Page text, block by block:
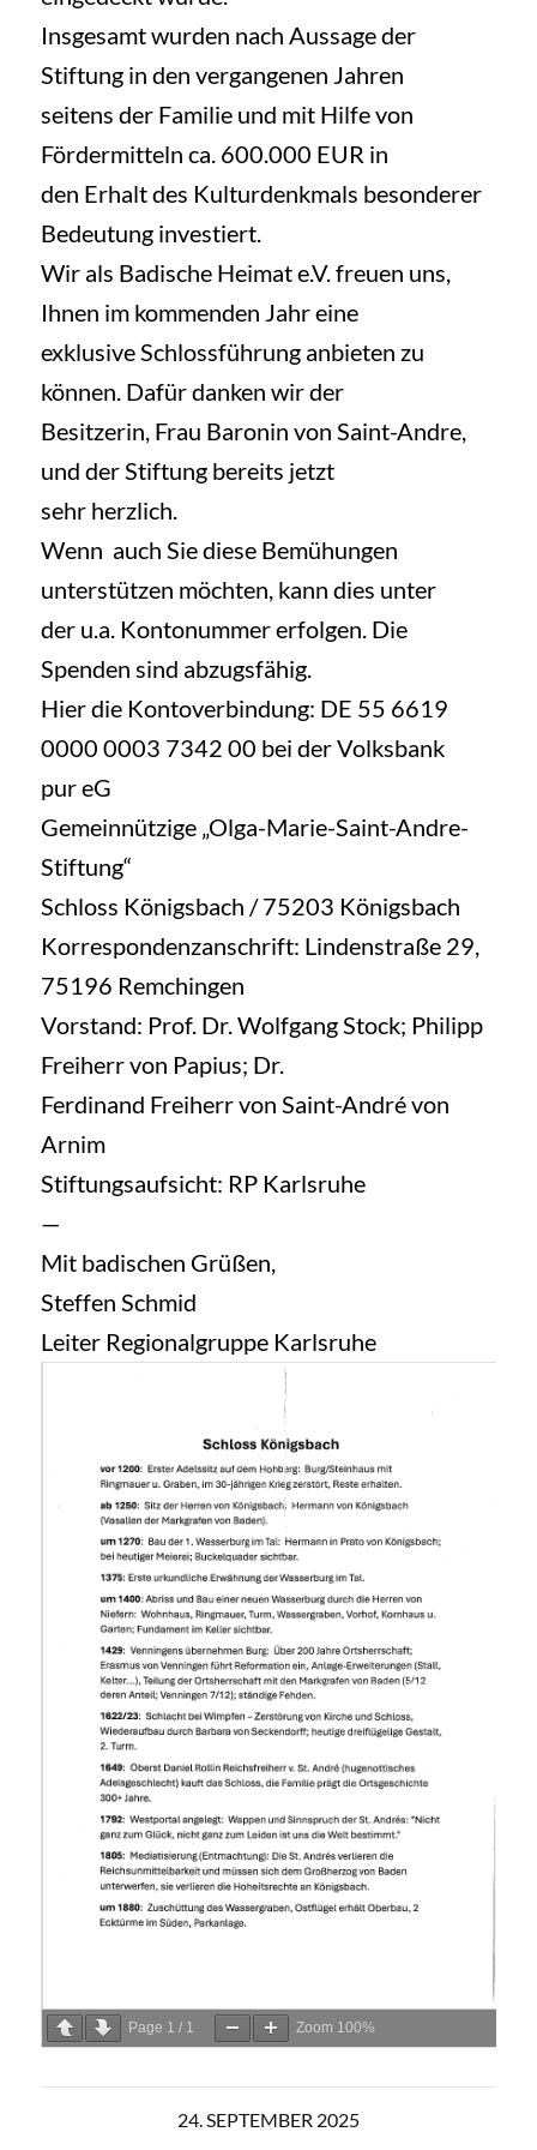
Insgesamt wurden nach Aussage der
Stiftung in den vergangenen Jahren
seitens der Familie und mit Hilfe von
Fördermitteln ca. 600.000 EUR in
den Erhalt des Kulturdenkmals besonderer
Bedeutung investiert.
Wir als Badische Heimat e.V. freuen uns,
Ihnen im kommenden Jahr eine
exklusive Schlossführung anbieten zu
können. Dafür danken wir der
Besitzerin, Frau Baronin von Saint-Andre,
und der Stiftung bereits jetzt
sehr herzlich.
Wenn auch Sie diese Bemühungen
unterstützen möchten, kann dies unter
der u.a. Kontonummer erfolgen. Die
Spenden sind abzugsfähig.
Hier die Kontoverbindung: DE 55 6619
0000 0003 7342 00 bei der Volksbank
pur eG
Gemeinnützige „Olga-Marie-Saint-Andre-
Stiftung“
Schloss Königsbach / 75203 Königsbach
Korrespondenzanschrift: Lindenstraße 29,
75196 Remchingen
Vorstand: Prof. Dr. Wolfgang Stock; Philipp
Freiherr von Papius; Dr.
Ferdinand Freiherr von Saint-André von
Arnim
Stiftungsaufsicht: RP Karlsruhe
—
Mit badischen Grüßen,
Steffen Schmid
Leiter Regionalgruppe Karlsruhe
Page 1 / 1 Zoom 100%
24. SEPTEMBER 2025